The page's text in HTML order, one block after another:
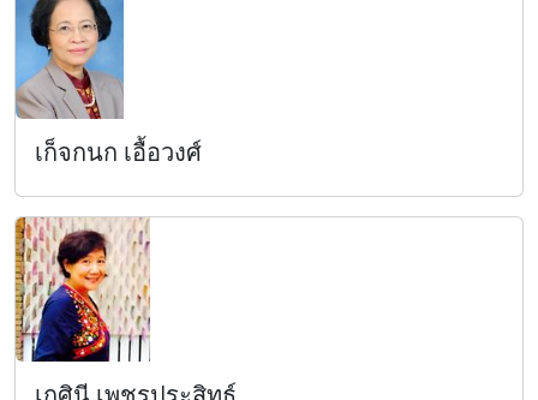
เก็จกนก เอื้อวงศ์